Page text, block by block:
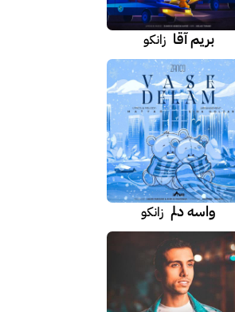
بریم آقا زانکو
واسه دلم زانکو